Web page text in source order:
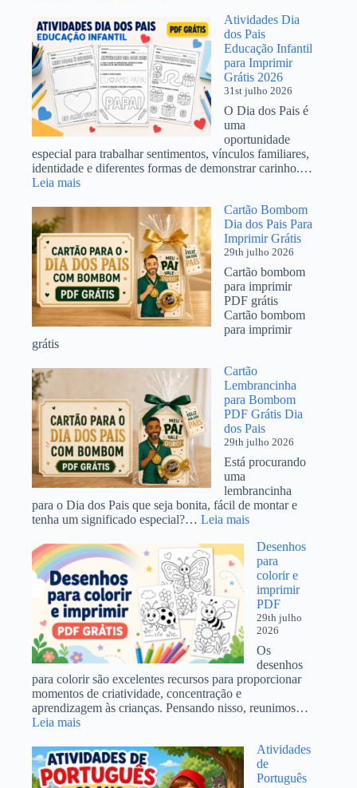
de
Adição
e
Subtração
para
o
3º
Ano
PDF
Atividades Dia
dos Pais
Educação Infantil
para Imprimir
Grátis 2026
31st julho 2026
O Dia dos Pais é
uma
oportunidade
especial para trabalhar sentimentos, vínculos familiares,
identidade e diferentes formas de demonstrar carinho.…
Leia mais:
Dia
Pais
Educação
Infantil
para
Imprimir
Grátis
2026
Cartão Bombom
Dia dos Pais Para
Imprimir Grátis
29th julho 2026
Cartão bombom
para imprimir
PDF grátis
Cartão bombom
para imprimir
grátis
Cartão
Lembrancinha
para Bombom
PDF Grátis Dia
dos Pais
29th julho 2026
Está procurando
uma
lembrancinha
para o Dia dos Pais que seja bonita, fácil de montar e
tenha um significado especial?… Leia mais:
Lembrancinha
para
Bombom
PDF
Grátis
Dia
dos
Pais
Desenhos
para
colorir e
imprimir
PDF
29th julho
2026
Os
desenhos
para colorir são excelentes recursos para proporcionar
momentos de criatividade, concentração e
aprendizagem às crianças. Pensando nisso, reunimos…
Leia mais:
para
colorir
e
Atividades
de
Português